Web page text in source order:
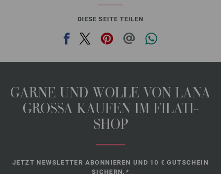
DIESE SEITE TEILEN
GARNE UND WOLLE VON LANA
GROSSA KAUFEN IM FILATI-
SHOP
JETZT NEWSLETTER ABONNIEREN UND 10 € GUTSCHEIN
SICHERN.*